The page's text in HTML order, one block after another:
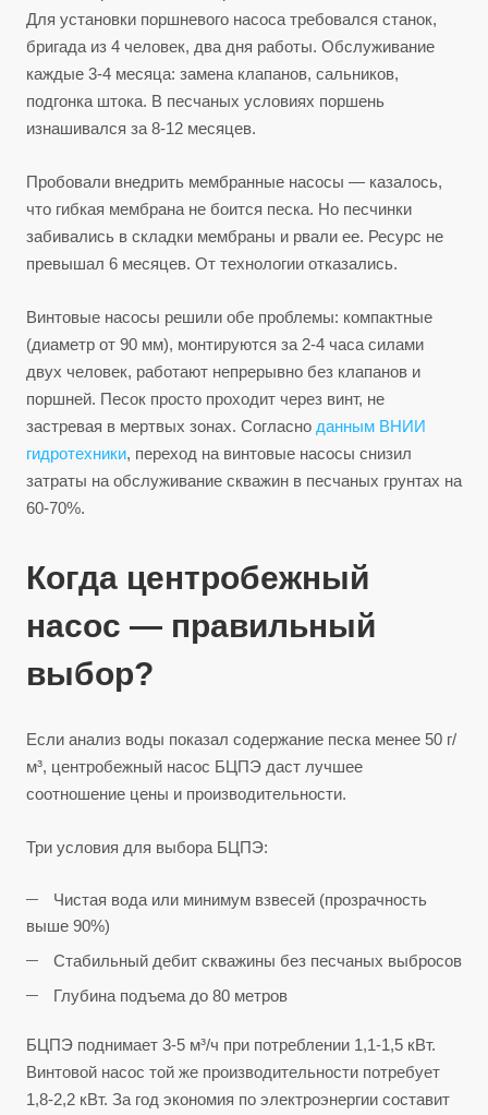
Для установки поршневого насоса требовался станок,
бригада из 4 человек, два дня работы. Обслуживание
каждые 3-4 месяца: замена клапанов, сальников,
подгонка штока. В песчаных условиях поршень
изнашивался за 8-12 месяцев.
Пробовали внедрить мембранные насосы — казалось,
что гибкая мембрана не боится песка. Но песчинки
забивались в складки мембраны и рвали ее. Ресурс не
превышал 6 месяцев. От технологии отказались.
Винтовые насосы решили обе проблемы: компактные
(диаметр от 90 мм), монтируются за 2-4 часа силами
двух человек, работают непрерывно без клапанов и
поршней. Песок просто проходит через винт, не
застревая в мертвых зонах. Согласно данным ВНИИ
гидротехники, переход на винтовые насосы снизил
затраты на обслуживание скважин в песчаных грунтах на
60-70%.
Когда центробежный
насос — правильный
выбор?
Если анализ воды показал содержание песка менее 50 г/
м³, центробежный насос БЦПЭ даст лучшее
соотношение цены и производительности.
Три условия для выбора БЦПЭ:
Чистая вода или минимум взвесей (прозрачность
выше 90%)
Стабильный дебит скважины без песчаных выбросов
Глубина подъема до 80 метров
БЦПЭ поднимает 3-5 м³/ч при потреблении 1,1-1,5 кВт.
Винтовой насос той же производительности потребует
1,8-2,2 кВт. За год экономия по электроэнергии составит